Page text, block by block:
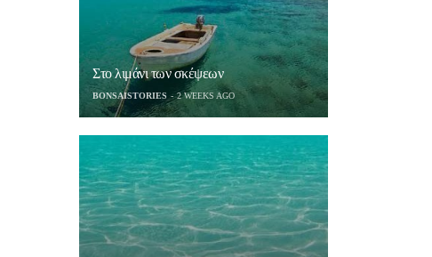
Στο λιμάνι των σκέψεων
BONSAISTORIES 2 WEEKS AGO